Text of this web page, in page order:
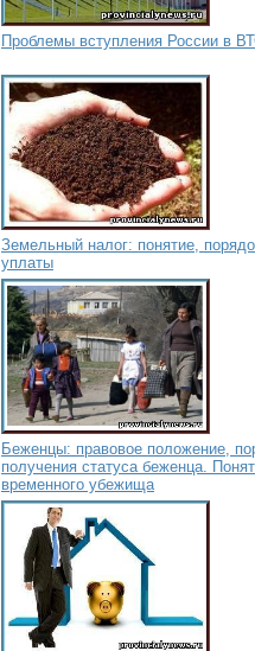
Проблемы вступления России в
Земельный налог: понятие,
уплаты
Беженцы: правовое положение,
получения статуса беженца.
временного убежища